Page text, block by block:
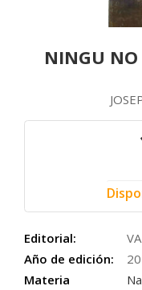
NINGU NO
Editorial:
Año de edición:
Materia